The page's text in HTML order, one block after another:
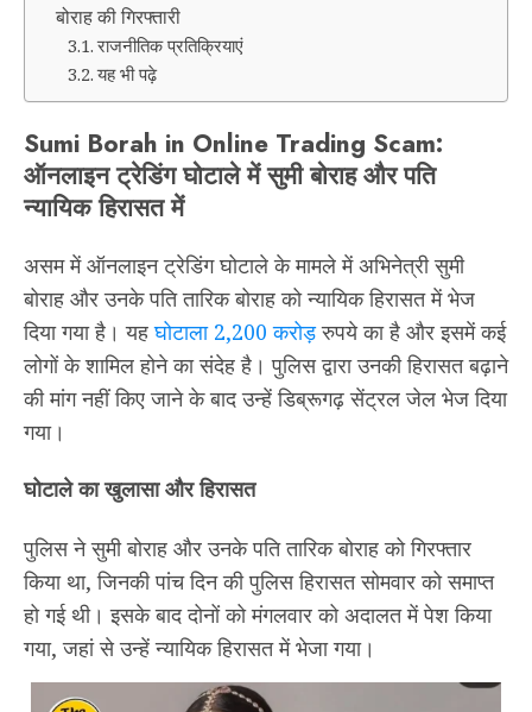
बोराह की गिरफ्तारी
राजनीतिक प्रतिक्रियाएं
यह भी पढ़े
Sumi Borah in Online Trading Scam:
ऑनलाइनट्रेडिंग घोटाले में सुमी बोराह और पति
न्यायिक हिरासत में
असम में ऑनलाइन ट्रेडिंग घोटाले के मामले में अभिनेत्री सुमी
बोराह और उनके पति तारिक बोराह को न्यायिक हिरासत में भेज
दिया गया है। यहघोटाला 2,200 करोड़रुपये का है और इसमें कई
लोगों के शामिल होने का संदेह है। पुलिस द्वारा उनकी हिरासत बढ़ाने
की मांग नहीं किए जाने के बाद उन्हें डिब्रूगढ़ सेंट्रल जेल भेज दिया
गया।
घोटाले का खुलासा और हिरासत
पुलिस ने सुमी बोराह और उनके पति तारिक बोराह को गिरफ्तार
किया था, जिनकी पांच दिन की पुलिस हिरासत सोमवार को समाप्त
हो गई थी। इसके बाद दोनों को मंगलवार को अदालत में पेश किया
गया, जहां से उन्हें न्यायिक हिरासत में भेजा गया।